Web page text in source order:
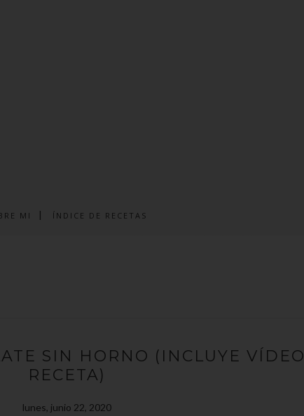
MI ÍNDICE DE RECETAS
SIN HORNO (INCLUYE VÍDEO
RECETA)
lunes, junio 22, 2020